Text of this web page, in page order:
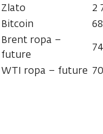
Zlato
Bitcoin
Brent ropa –
future
WTI ropa – future